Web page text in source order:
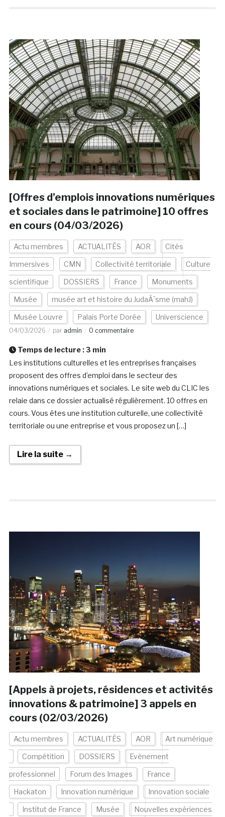
[Offres d’emplois innovations numériques
et sociales dans le patrimoine] 10 offres
en cours (04/03/2026)
Actu membres ACTUALITÉS AOR Cités
Immersives CMN Collectivité territoriale Culture
scientifique DOSSIERS France Monuments
Musée musée art et histoire du JudaÃ¯sme (mahJ)
Musée Louvre Palais Porte Dorée Universcience
04/03/2026 par admin 0 commentaire
Temps de lecture : 3 min
Les institutions culturelles et les entreprises françaises
proposent des offres d’emploi dans le secteur des
innovations numériques et sociales. Le site web du CLIC les
relaie dans ce dossier actualisé régulièrement. 10 offres en
cours. Vous êtes une institution culturelle, une collectivité
territoriale ou une entreprise et vous proposez un […]
Lire la suite →
[Appels à projets, résidences et activités
innovations & patrimoine] 3 appels en
cours (02/03/2026)
Actu membres ACTUALITÉS AOR Art numérique
Compétition DOSSIERS Evènement
professionnel Forum des Images France
Hackaton Innovation numérique Innovation sociale
Institut de France Musée Nouvelles expériences